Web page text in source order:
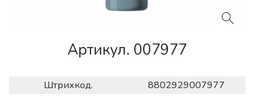
Артикул. 007977
Штрихкод.
8802929007977